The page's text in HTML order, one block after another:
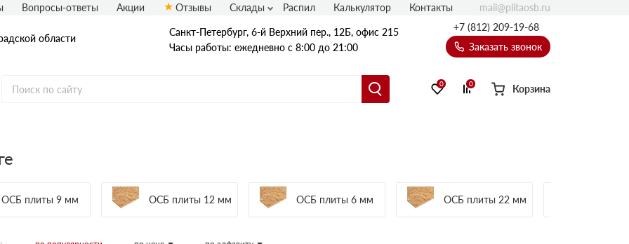
области
Санкт-Петербург, 6-й Верхний пер., 12Б, офис 215
Часы работы: ежедневно с 8:00 до 21:00
+7 (812) 209-19-68
Заказать звонок
Муром
Талион (Ультралам)
0 0 Корзина
Вопросы-ответы Акции Отзывы Склады Распил Калькулятор Контакты mail@plitaosb.ru
ОСБ плиты 9 мм ОСБ плиты 12 мм ОСБ плиты 6 мм ОСБ плиты 22 мм